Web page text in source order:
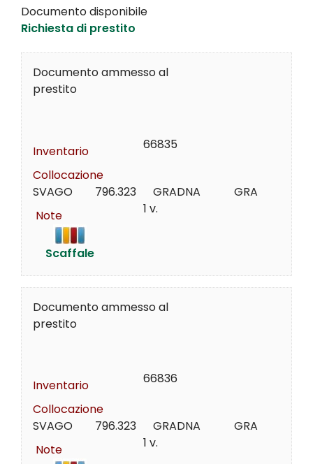
Documento disponibile
Richiesta di prestito
Documento ammesso al
prestito
Inventario
66835
Collocazione
SVAGO        796.323      GRADNA            GRA
Note
1 v.
Scaffale
Documento ammesso al
prestito
Inventario
66836
Collocazione
SVAGO        796.323      GRADNA            GRA
Note
1 v.